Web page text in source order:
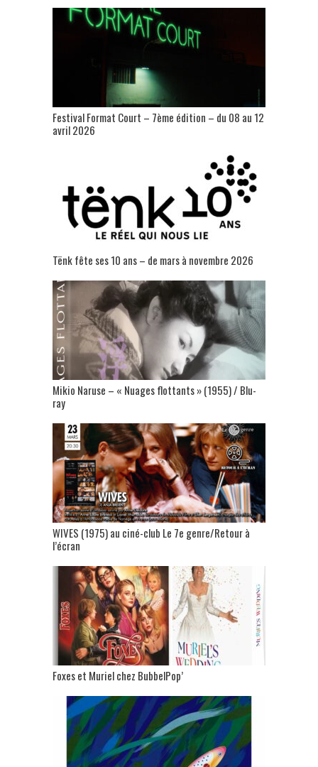
Festival Format Court – 7ème édition – du 08 au 12
avril 2026
Tënk fête ses 10 ans – de mars à novembre 2026
Mikio Naruse – « Nuages flottants » (1955) / Blu-
ray
WIVES (1975) au ciné-club Le 7e genre/Retour à
l’écran
Foxes et Muriel chez BubbelPop’